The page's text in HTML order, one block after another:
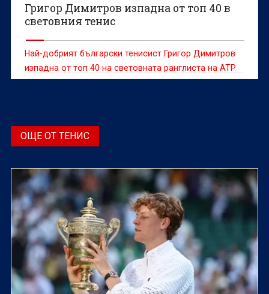
Григор Димитров изпадна от топ 40 в
световния тенис
Най-добрият български тенисист Григор Димитров
изпадна от топ 40 на световната ранглиста на АТР
за първи път от 25-и август 2019-а година, когато
ОЩЕ ОТ ТЕНИС